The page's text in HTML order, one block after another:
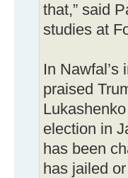
that,” said
studies at
In
praised
election in
has been
has jailed